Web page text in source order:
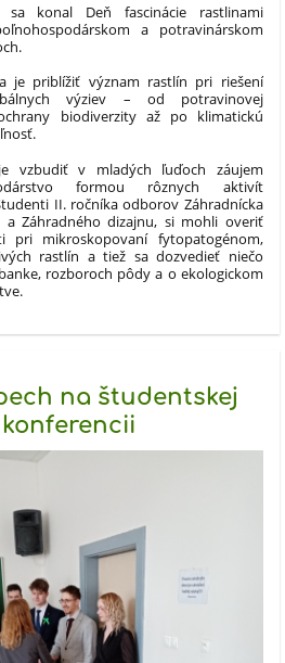
konal Deň fascinácie rastlinami
a potravinárskom
je priblížiť význam rastlín pri riešení
výziev – od potravinovej
biodiverzity až po klimatickú
vzbudiť v mladých ľuďoch záujem
formou rôznych aktivít
II. ročníka odborov Záhradnícka
a Záhradného dizajnu, si mohli overiť
pri mikroskopovaní fytopatogénom,
rastlín a tiež sa dozvedieť niečo
rozboroch pôdy a o ekologickom
na študentskej